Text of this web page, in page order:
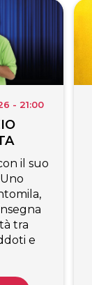
- 21:00
il suo
tra
e